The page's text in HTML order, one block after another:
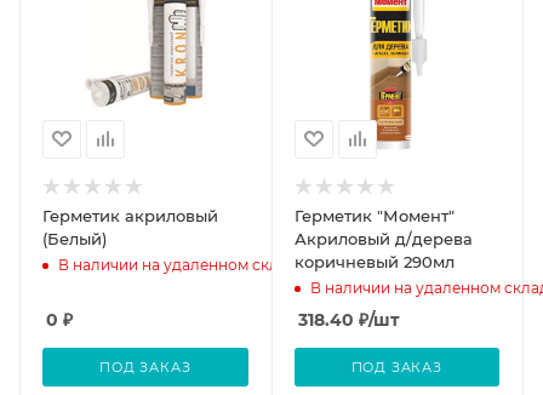
Герметик акриловый
(Белый)
В наличии на удаленном складе
0 ₽
ПОД ЗАКАЗ
Герметик "Момент"
Акриловый д/дерева
коричневый 290мл
В наличии на удаленном
318.40 ₽/шт
ПОД ЗАКАЗ